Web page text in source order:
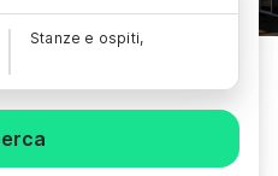
Stanze e ospiti,